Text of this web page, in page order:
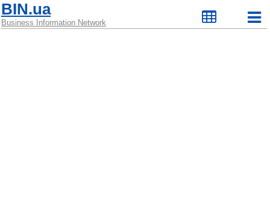
BIN.ua
Business Information Network